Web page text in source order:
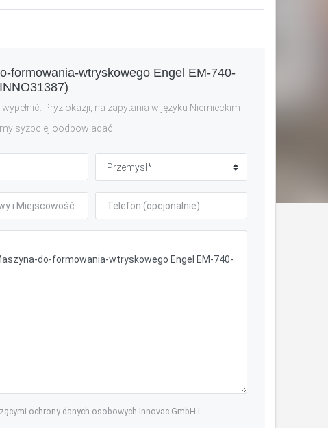
formowania-wtryskowego Engel EM-740-
Pryz okazji, na zapytania w języku Niemieckim
syzbciej oodpowiadać.
ochrony danych osobowych Innovac GmbH i